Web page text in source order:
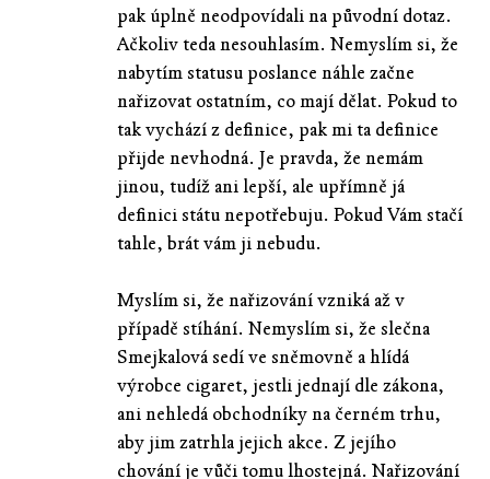
pak úplně neodpovídali na původní dotaz.
Ačkoliv teda nesouhlasím. Nemyslím si, že
nabytím statusu poslance náhle začne
nařizovat ostatním, co mají dělat. Pokud to
tak vychází z definice, pak mi ta definice
přijde nevhodná. Je pravda, že nemám
jinou, tudíž ani lepší, ale upřímně já
definici státu nepotřebuju. Pokud Vám stačí
tahle, brát vám ji nebudu.
Myslím si, že nařizování vzniká až v
případě stíhání. Nemyslím si, že slečna
Smejkalová sedí ve sněmovně a hlídá
výrobce cigaret, jestli jednají dle zákona,
ani nehledá obchodníky na černém trhu,
aby jim zatrhla jejich akce. Z jejího
chování je vůči tomu lhostejná. Nařizování